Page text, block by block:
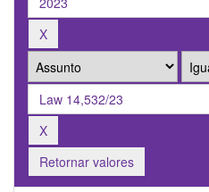
Retornar valores